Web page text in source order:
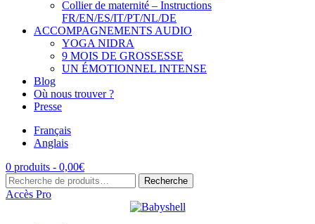
Collier de maternité – Instructions
FR/EN/ES/IT/PT/NL/DE
ACCOMPAGNEMENTS AUDIO
YOGA NIDRA
9 MOIS DE GROSSESSE
UN ÉMOTIONNEL INTENSE
Blog
Où nous trouver ?
Presse
Français
Anglais
0 produits - 0,00€
Recherche
pour :
Recherche
Accès Pro